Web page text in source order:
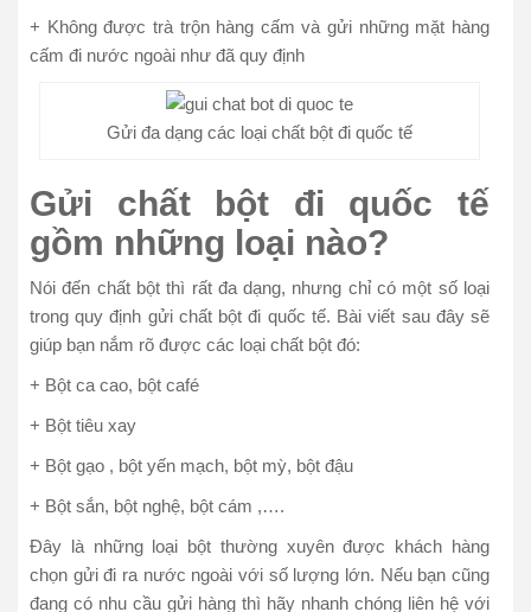
+ Không được trà trộn hàng cấm và gửi những mặt hàng
cấm đi nước ngoài như đã quy định
Gửi đa dạng các loại chất bột đi quốc tế
Gửi chất bột đi quốc tế
gồm những loại nào?
Nói đến chất bột thì rất đa dạng, nhưng chỉ có một số loại
trong quy định gửi chất bột đi quốc tế. Bài viết sau đây sẽ
giúp bạn nắm rõ được các loại chất bột đó:
+ Bột ca cao, bột café
+ Bột tiêu xay
+ Bột gạo , bột yến mạch, bột mỳ, bột đậu
+ Bột sắn, bột nghệ, bột cám ,….
Đây là những loại bột thường xuyên được khách hàng
chọn gửi đi ra nước ngoài với số lượng lớn. Nếu bạn cũng
đang có nhu cầu gửi hàng thì hãy nhanh chóng liên hệ với